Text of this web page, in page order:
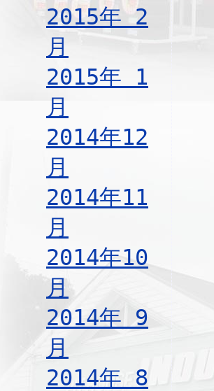
2015年 2
月
2015年 1
月
2014年12
月
2014年11
月
2014年10
月
2014年 9
月
2014年 8